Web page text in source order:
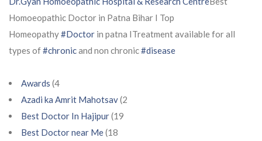
Homoeopathic Doctor in Patna Bihar I Top
Homeopathy#Doctor in patna ITreatment available for all
types of#chronicand non chronic#disease
Awards (4
Azadi ka Amrit Mahotsav(2
Best Doctor In Hajipur(19
Best Doctor near Me(18